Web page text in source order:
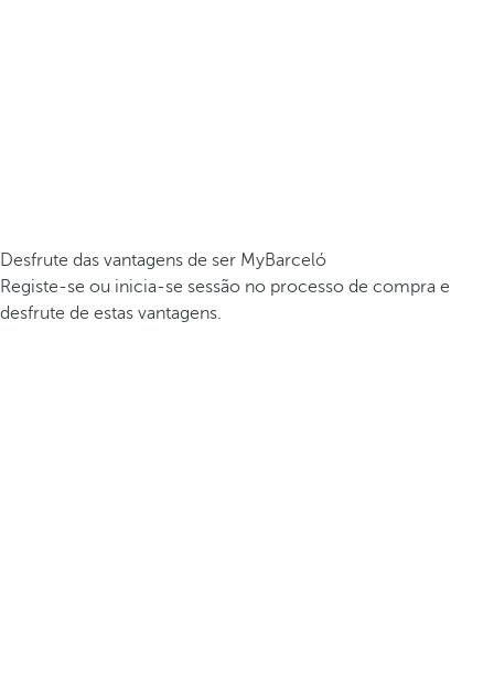
Desfrute das vantagens de ser MyBarceló
Registe-se ou inicia-se sessão no processo de compra e
desfrute de estas vantagens.